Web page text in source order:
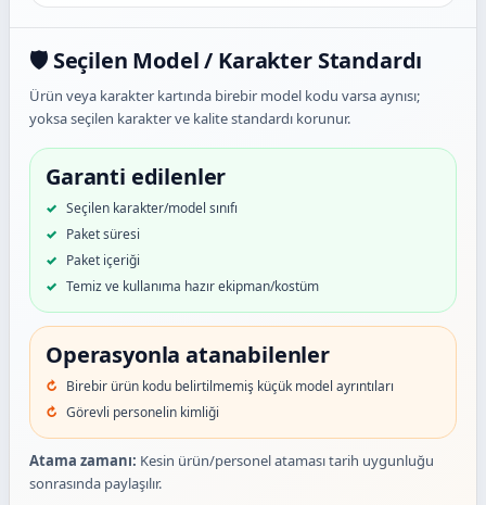
🛡️ Seçilen Model / Karakter Standardı
Ürün veya karakter kartında birebir model kodu varsa aynısı;
yoksa seçilen karakter ve kalite standardı korunur.
Garanti edilenler
Seçilen karakter/model sınıfı
Paket süresi
Paket içeriği
Temiz ve kullanıma hazır ekipman/kostüm
Operasyonla atanabilenler
Birebir ürün kodu belirtilmemiş küçük model ayrıntıları
Görevli personelin kimliği
Atama zamanı: Kesin ürün/personel ataması tarih uygunluğu
sonrasında paylaşılır.